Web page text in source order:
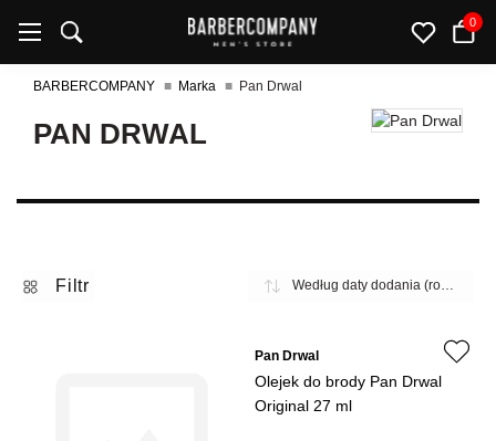
0
BARBERCOMPANY Marka Pan Drwal
PAN DRWAL
Filtr
Pan Drwal
Olejek do brody Pan Drwal
Original 27 ml